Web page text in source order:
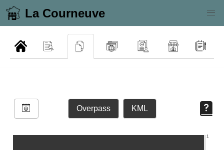
La Courneuve
Overpass KML
1